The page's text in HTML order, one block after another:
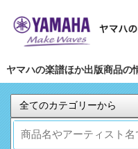
ヤマハの楽譜ほか出版商品の